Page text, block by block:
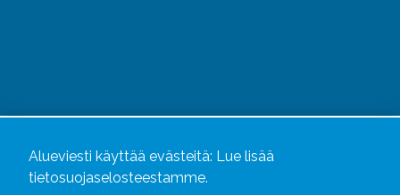
Alueviesti käyttää evästeitä: Lue lisää
tietosuojaselosteestamme.